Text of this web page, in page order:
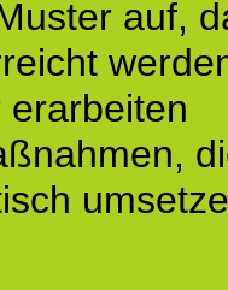
auf,
erarbeiten